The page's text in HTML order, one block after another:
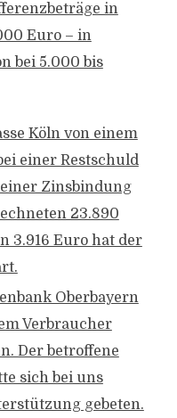
in
Euro – in
bei 5.000 bis
Köln von einem
einer Restschuld
einer Zinsbindung
23.890
3.916 Euro hat der
Oberbayern
Verbraucher
Der betroffene
sich bei uns
gebeten.